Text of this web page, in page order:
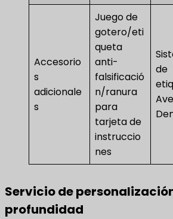
Accesorio
s
adicionale
s
Juego de
gotero/eti
queta
anti-
falsificació
n/ranura
para
tarjeta de
instruccio
nes
de
Servicio de
profundidad